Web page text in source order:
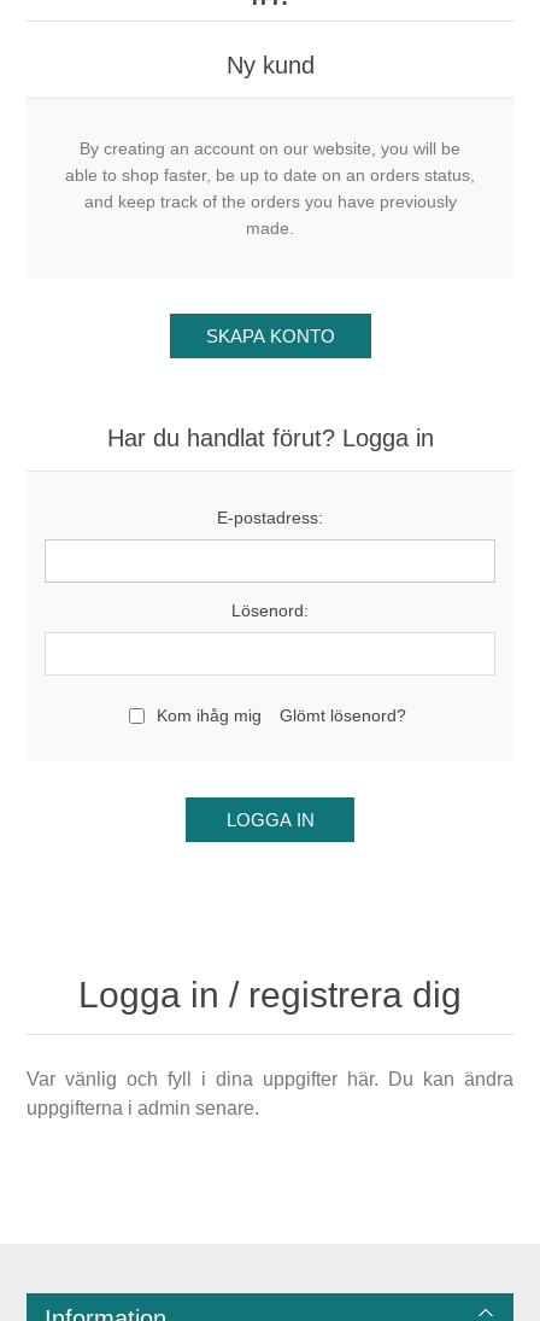
Ny kund
By creating an account on our website, you will be
able to shop faster, be up to date on an orders status,
and keep track of the orders you have previously
made.
Har du handlat förut? Logga in
E-postadress:
Lösenord:
Kom ihåg mig Glömt lösenord?
Logga in / registrera dig
Var vänlig och fyll i dina uppgifter här. Du kan ändra
uppgifterna i admin senare.